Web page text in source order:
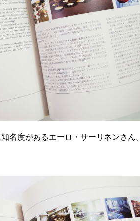
名度があるエーロ・サーリネンさん。